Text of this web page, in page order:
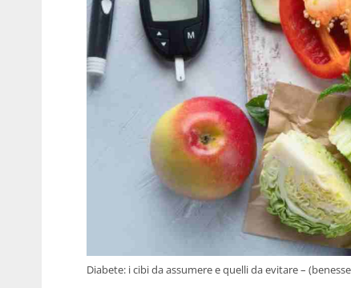
Diabete: i cibi da assumere e quelli da evitare –